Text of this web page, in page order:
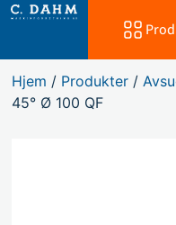
Hjem / Produkter /
45° Ø 100 QF